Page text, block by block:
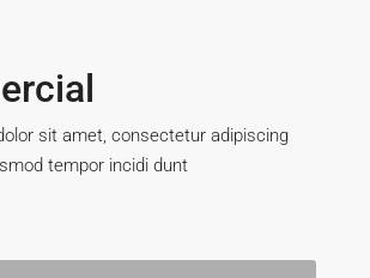
sit amet, consectetur adipiscing
tempor incidi dunt